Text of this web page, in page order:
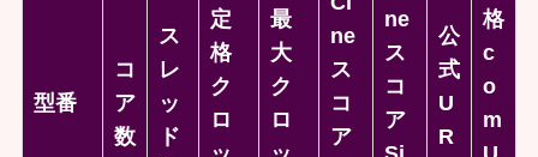
型番
コ
ア
数
ス
レ
ッ
ド
定
格
ク
ロ
最
大
ク
ロ
ne
ス
コ
ア
ne
ス
コ
ア
公
式
U
R
格
c
o
m